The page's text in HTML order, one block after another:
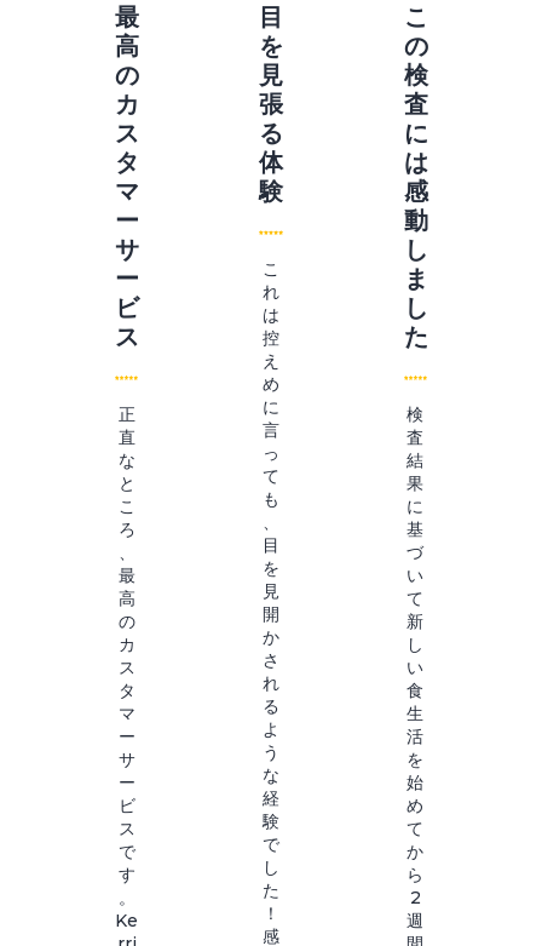
最
高
の
カ
ス
タ
マ
ー
サ
ー
ビ
ス
正
直
な
と
こ
ろ
、
最
高
の
カ
ス
タ
マ
ー
サ
ー
ビ
ス
で
す
。
Ke
目
を
見
張
る
体
験
こ
れ
は
控
え
め
に
言
っ
て
も
、
目
を
見
開
か
さ
れ
る
よ
う
な
経
験
で
し
た
！
感
こ
の
検
査
に
は
感
動
し
ま
し
た
検
査
結
果
に
基
づ
い
て
新
し
い
食
生
活
を
始
め
て
か
ら
2
週